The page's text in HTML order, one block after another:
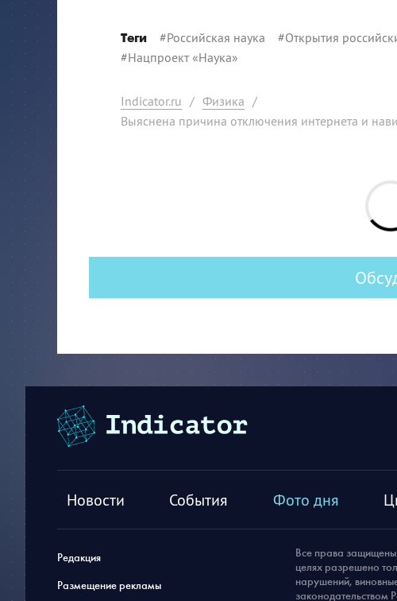
Теги #Российская наука #Открытия
#Нацпроект «Наука»
Indicator.ru / Физика /
Выяснена причина отключения интернета и
Новости События Фото дня
Редакция
Размещение рекламы
Все права
целях разрешено
нарушений,
законодательством